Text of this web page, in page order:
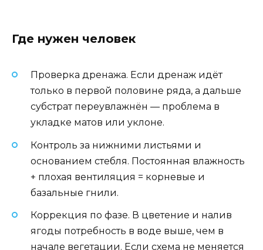
Где нужен человек
Проверка дренажа. Если дренаж идёт
только в первой половине ряда, а дальше
субстрат переувлажнён — проблема в
укладке матов или уклоне.
Контроль за нижними листьями и
основанием стебля. Постоянная влажность
+ плохая вентиляция = корневые и
базальные гнили.
Коррекция по фазе. В цветение и налив
ягоды потребность в воде выше, чем в
начале вегетации. Если схема не меняется